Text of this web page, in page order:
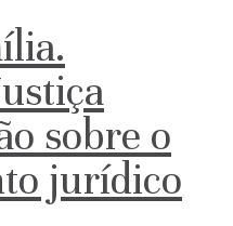
sobre o
jurídico